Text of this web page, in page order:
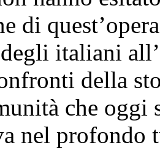
di
italiani
della
che oggi
nel